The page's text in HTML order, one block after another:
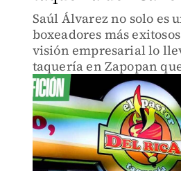
Saúl Álvarez no solo es
boxeadores más
visión empresarial lo
taquería en Zapopan